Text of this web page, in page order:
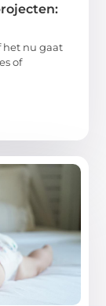
het nu gaat
of